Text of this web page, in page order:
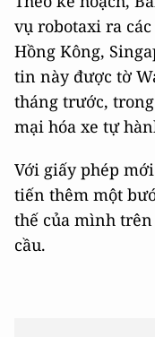
vụ robotaxi ra
Hồng Kông,
tin này được tờ
tháng trước,
mại hóa xe tự
Với giấy phép
tiến thêm một
thế của mình
cầu.